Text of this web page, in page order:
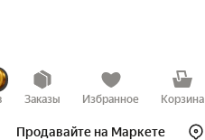
Заказы Избранное Корзина
Продавайте на Маркете